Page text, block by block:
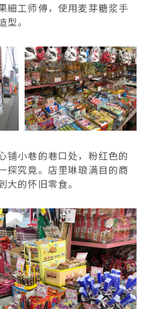
細工师傅，使用麦芽糖浆手
。
铺小巷的巷口处，粉红色的
探究竟。店里琳琅满目的商
大的怀旧零食。